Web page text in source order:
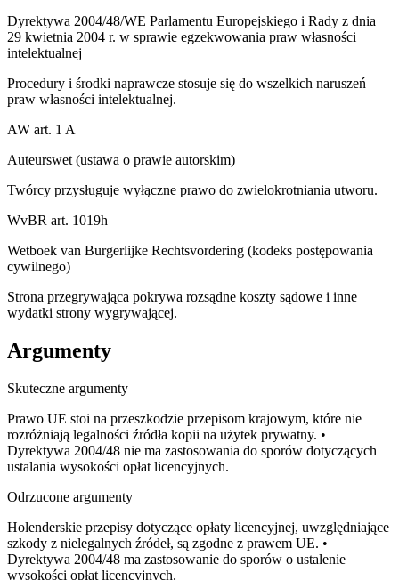
Dyrektywa 2004/48/WE Parlamentu Europejskiego i Rady z dnia
29 kwietnia 2004 r. w sprawie egzekwowania praw własności
intelektualnej
Procedury i środki naprawcze stosuje się do wszelkich naruszeń
praw własności intelektualnej.
AW art. 1 A
Auteurswet (ustawa o prawie autorskim)
Twórcy przysługuje wyłączne prawo do zwielokrotniania utworu.
WvBR art. 1019h
Wetboek van Burgerlijke Rechtsvordering (kodeks postępowania
cywilnego)
Strona przegrywająca pokrywa rozsądne koszty sądowe i inne
wydatki strony wygrywającej.
Argumenty
Skuteczne argumenty
Prawo UE stoi na przeszkodzie przepisom krajowym, które nie
rozróżniają legalności źródła kopii na użytek prywatny. •
Dyrektywa 2004/48 nie ma zastosowania do sporów dotyczących
ustalania wysokości opłat licencyjnych.
Odrzucone argumenty
Holenderskie przepisy dotyczące opłaty licencyjnej, uwzględniające
szkody z nielegalnych źródeł, są zgodne z prawem UE. •
Dyrektywa 2004/48 ma zastosowanie do sporów o ustalenie
wysokości opłat licencyjnych.